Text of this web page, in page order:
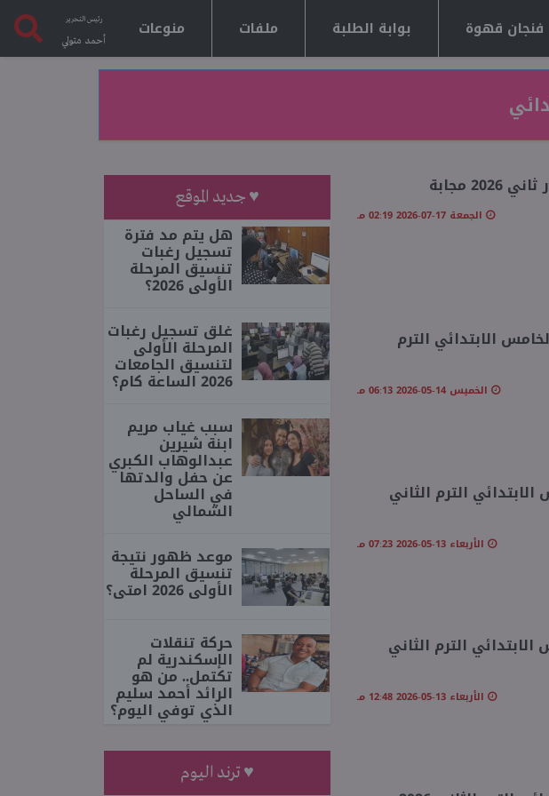
فنجان قهوة بوابة الطلبة ملفات منوعات رئيس التحرير
أحمد متولي
مجابة
الجمعة 17-07-2026 02:19 مـ
الابتدائي الترم
الخميس 14-05-2026 06:13 مـ
الترم الثاني
الأربعاء 13-05-2026 07:23 مـ
الترم الثاني
الأربعاء 13-05-2026 12:48 مـ
♥ جديد الموقع
هل يتم مد فترة
تسجيل رغبات
تنسيق المرحلة
الأولى 2026؟
غلق تسجيل رغبات
المرحلة الأولى
لتنسيق الجامعات
2026 الساعة كام؟
سبب غياب مريم
ابنة شيرين
عبدالوهاب الكبري
عن حفل والدتها
في الساحل
الشمالي
موعد ظهور نتيجة
تنسيق المرحلة
الأولى 2026 امتى؟
حركة تنقلات
الإسكندرية لم
تكتمل.. من هو
الرائد أحمد سليم
الذي توفي اليوم؟
♥ ترند اليوم